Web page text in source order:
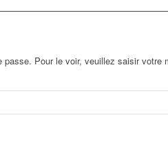
passe. Pour le voir, veuillez saisir votre